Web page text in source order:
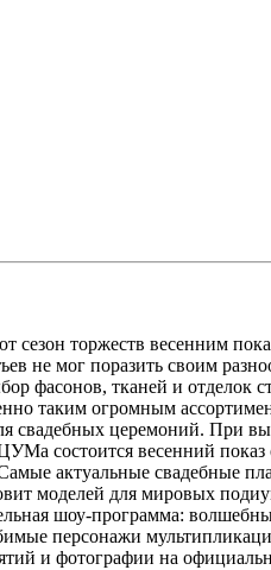
сезон торжеств весенним
не мог поразить своим
фасонов, тканей и отделок
таким огромным
свадебных церемоний. При
состоится весенний
актуальные свадебные
моделей для мировых
шоу-программа:
персонажи
и фотографии на